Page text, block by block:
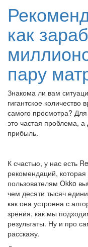
как
пару
Знакома ли вам
гигантское
самого просмотра?
это частая проблема,
прибыль.
К счастью, у нас есть
рекомендаций,
пользователям Okko
чем десяти тысяч
как она устроена с
зрения, как мы
результаты. Ну и про
расскажу.